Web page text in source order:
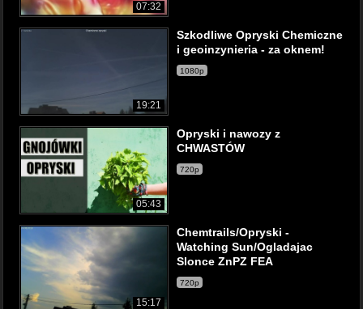
07:32
19:21
Szkodliwe Opryski Chemiczne
i geoinzynieria - za oknem!
1080p
05:43
Opryski i nawozy z
CHWASTÓW
720p
15:17
Chemtrails/Opryski -
Watching Sun/Ogladajac
Slonce ZnPZ FEA
720p